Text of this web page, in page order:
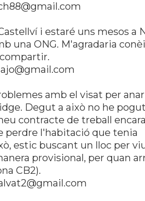
i estaré uns mesos a
una ONG. M'agradaria
amb el visat per
Degut a això no he
contracte de treball
perdre l'habitació que tenia
estic buscant un lloc per
provisional, per quan
CB2).